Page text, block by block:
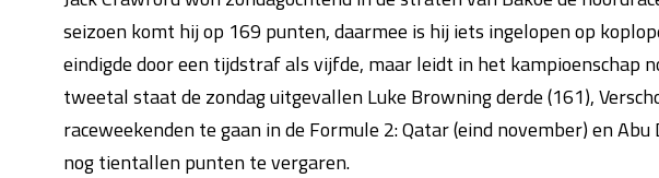
seizoen komt hij op 169 punten, daarmee is hij iets ingelopen op
eindigde door een tijdstraf als vijfde, maar leidt in het kampioenschap
tweetal staat de zondag uitgevallen Luke Browning derde (161),
raceweekenden te gaan in de Formule 2: Qatar (eind november) en Abu
nog tientallen punten te vergaren.